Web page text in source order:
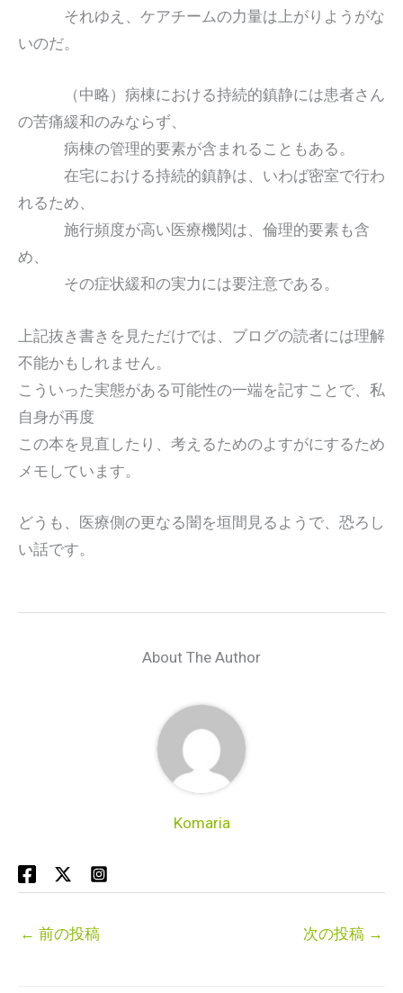
それゆえ、ケアチームの力量は上がりようがな
いのだ。
（中略）病棟における持続的鎮静には患者さん
の苦痛緩和のみならず、
病棟の管理的要素が含まれることもある。
在宅における持続的鎮静は、いわば密室で行わ
れるため、
施行頻度が高い医療機関は、倫理的要素も含
め、
その症状緩和の実力には要注意である。
上記抜き書きを見ただけでは、ブログの読者には理解
不能かもしれません。
こういった実態がある可能性の一端を記すことで、私
自身が再度
この本を見直したり、考えるためのよすがにするため
メモしています。
どうも、医療側の更なる闇を垣間見るようで、恐ろし
い話です。
About The Author
Komaria
← 前の投稿 次の投稿 →